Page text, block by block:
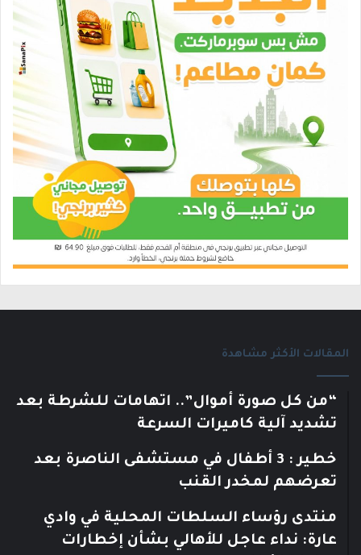
المقالات الأكثر مشاهدة
“من كل صورة أموال”.. اتهامات للشرطة بعد
تشديد آلية كاميرات السرعة
خطير : 3 أطفال في مستشفى الناصرة بعد
تعرضهم لمخدر القنب
منتدى رؤساء السلطات المحلية في وادي
عارة: نداء عاجل للأهالي بشأن إخطارات